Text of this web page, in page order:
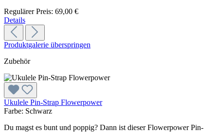
Regulärer Preis: 69,00 €
Details
Produktgalerie überspringen
Zubehör
Ukulele Pin-Strap Flowerpower
Farbe: Schwarz
Du magst es bunt und poppig? Dann ist dieser Flowerpower Pin-